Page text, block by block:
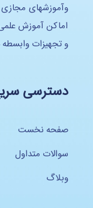
وآموزشهای
اماکن آموزش
و تجهیزات
دسترسی
صفحه نخست
سوالات متداول
وبلاگ